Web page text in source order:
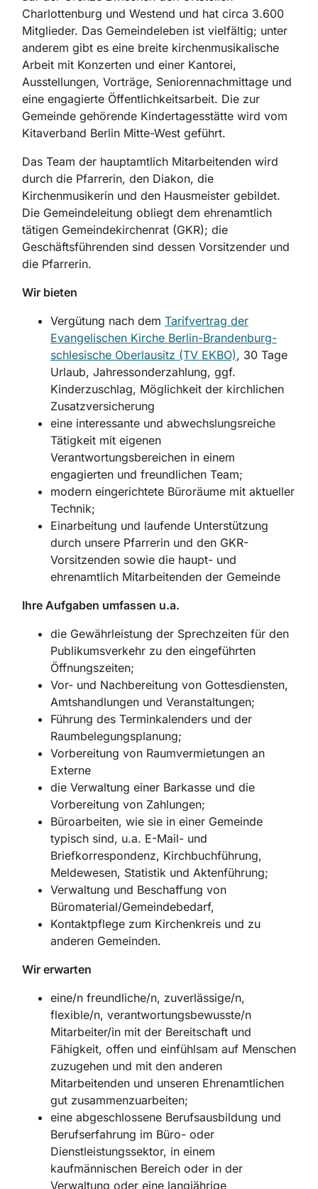
Charlottenburg und Westend und hat circa 3.600
Mitglieder. Das Gemeindeleben ist vielfältig; unter
anderem gibt es eine breite kirchenmusikalische
Arbeit mit Konzerten und einer Kantorei,
Ausstellungen, Vorträge, Seniorennachmittage und
eine engagierte Öffentlichkeitsarbeit. Die zur
Gemeinde gehö­rende Kindertagesstätte wird vom
Kitaverband Berlin Mitte-West geführt.
Das Team der hauptamtlich Mitarbeitenden wird
durch die Pfarrerin, den Diakon, die
Kirchenmusikerin und den Hausmeister gebildet.
Die Gemeindeleitung obliegt dem ehren­amtlich
tätigen Gemeindekirchenrat (GKR); die
Geschäftsführenden sind dessen Vorsitzender und
die Pfarrerin.
Wir bieten
Vergütung nach dem Tarifvertrag der
Evangelischen Kirche Berlin-Branden­burg-
schlesische Oberlausitz (TV EKBO), 30 Tage
Urlaub, Jahressonderzahlung, ggf.
Kinderzuschlag, Möglichkeit der kirchlichen
Zusatzversicherung
eine interessante und abwechslungsreiche
Tätigkeit mit eigenen
Verantwortungs­bereichen in einem
engagierten und freundlichen Team;
modern eingerichtete Büroräume mit aktueller
Technik;
Einarbeitung und laufende Unterstützung
durch unsere Pfarrerin und den GKR-
Vorsitzenden sowie die haupt- und
ehrenamtlich Mitarbeitenden der Gemeinde
Ihre Aufgaben umfassen u.a.
die Gewährleistung der Sprechzeiten für den
Publikumsverkehr zu den eingeführten
Öffnungszeiten;
Vor- und Nachbereitung von Gottesdiensten,
Amtshandlungen und Veranstaltungen;
Führung des Terminkalenders und der
Raumbelegungsplanung;
Vorbereitung von Raumvermietungen an
Externe
die Verwaltung einer Barkasse und die
Vorbereitung von Zahlungen;
Büroarbeiten, wie sie in einer Gemeinde
typisch sind, u.a. E-Mail- und
Briefkorres­pondenz, Kirchbuchführung,
Meldewesen, Statistik und Aktenführung;
Verwaltung und Beschaffung von
Büromaterial/Gemeindebedarf,
Kontaktpflege zum Kirchenkreis und zu
anderen Gemeinden.
Wir erwarten
eine/n freundliche/n, zuverlässige/n,
flexible/n, verantwortungsbewusste/n
Mitarbei­ter/in mit der Bereitschaft und
Fähigkeit, offen und einfühlsam auf Menschen
zuzuge­hen und mit den anderen
Mitarbeitenden und unseren Ehrenamtlichen
gut zusam­menzuarbeiten;
eine abgeschlossene Berufsausbildung und
Berufserfahrung im Büro- oder
Dienst­leistungssektor, in einem
kaufmännischen Bereich oder in der
Verwaltung oder eine langjährige